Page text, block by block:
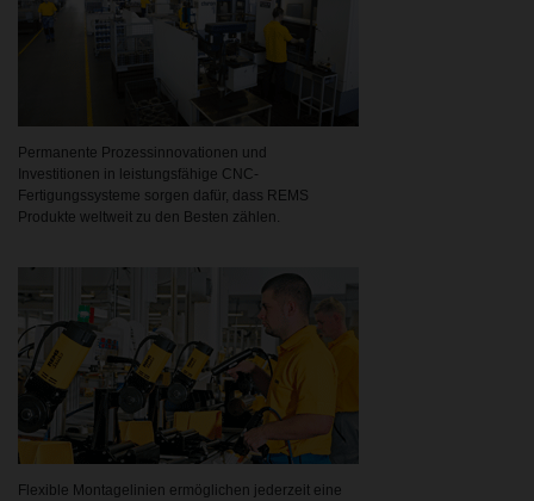
Permanente Prozessinnovationen und
Investitionen in leistungsfähige CNC-
Fertigungssysteme sorgen dafür, dass REMS
Produkte weltweit zu den Besten zählen.
Flexible Montagelinien ermöglichen jederzeit eine